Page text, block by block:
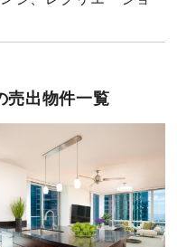
売出物件一覧